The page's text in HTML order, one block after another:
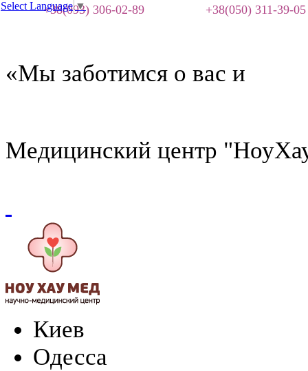
+38(093) 306-02-89 +38(050) 311-39-05
«Мы заботимся о вас и
Медицинский центр
Киев
Одесса
Select Language▼